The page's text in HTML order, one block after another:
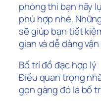
phòng thì bạn hãy
phù hợp nhé.
sẽ giúp bạn tiết
gian và dễ dàng
Bố trí đồ đạc hợp lý
Điều quan trọng
gọn gàng đó là bố